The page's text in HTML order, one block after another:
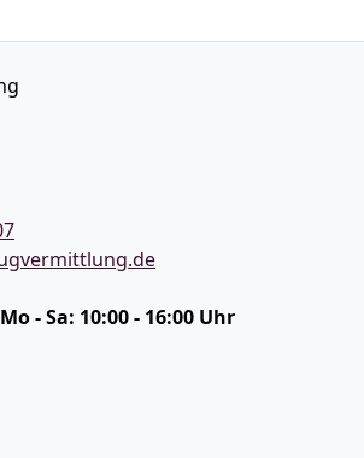
Mo - Sa: 10:00 - 16:00 Uhr